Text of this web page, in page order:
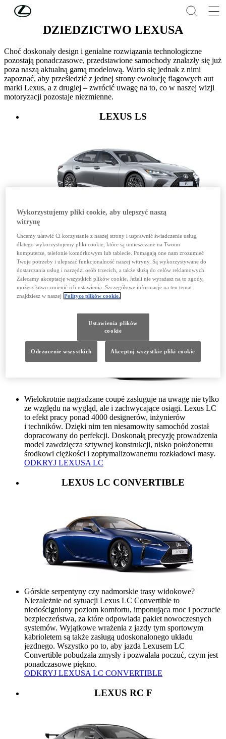
Skip to Main Content
DZIEDZICTWO LEXUSA
Choć doskonały design i genialne rozwiązania technologiczne
pozostają ponadczasowe, przedstawione samochody znalazły się już
poza naszą aktualną gamą modelową. Warto się jednak z nimi
zapoznać, aby prześledzić z jednej strony ewolucję flagowych aut
marki Lexus, a z drugiej – zwrócić uwagę na to, co w naszej wizji
motoryzacji pozostaje niezmienne.
LEXUS LS
Najdłużej produkowany samochód marki, bo zadebiutował
już w 1989 roku. Nad prace nad Lexusem LS przeznaczono
rekordową kwotę miliarda dolarów. To przełom w historii
motoryzacji. Ostatnia, piąta generacja kontynuowała jego
najlepsze tradycje.
ODKRYJ LEXUSA LS
LEXUS LC
Wielokrotnie nagradzane coupé zasługuje na uwagę nie tylko
ze względu na wygląd, ale i zachwycające osiągi. Lexus LC
to efekt pracy ponad 4000 designerów, inżynierów
i techników. Dzięki nim ten niesamowity samochód został
dopracowany do perfekcji. Doskonałą precyzję prowadzenia
model zawdzięcza sztywnej konstrukcji, nisko położonemu
środkowi ciężkości i zoptymalizowanemu rozkładowi masy.
ODKRYJ LEXUSA LC
LEXUS LC CONVERTIBLE
Górskie serpentyny czy nadmorskie trasy widokowe?
Niezależnie od sytuacji Lexus LC Convertible to
niedościgniony poziom komfortu, imponująca moc i poczucie
bezpieczeństwa, za które odpowiada pakiet nowoczesnych
systemów. Wyjątkowe wrażenia z jazdy tym sportowym
kabrioletem są także zasługą udoskonalonego układu
jezdnego. Wszystko po to, aby jazda Lexusem LC
Convertible pobudzała zmysły i pozwalała poczuć, czym jest
ponadczasowe piękno.
ODKRYJ LEXUSA LC CONVERTIBLE
LEXUS RC F
Wykorzystujemy pliki cookie, aby ulepszyć naszą
witrynę
Chcemy ułatwić Ci korzystanie z naszej strony i usprawnić świadczenie usług,
dlatego wykorzystujemy pliki cookie, które są umieszczane na Twoim
komputerze, telefonie komórkowym lub tablecie. Pomagają one nam zrozumieć
Twoje potrzeby i ulepszać funkcjonalność naszej witryny. Są wykorzystywane do
dostarczania usług i narzędzi osób trzecich, a także służą do celów reklamowych.
Zalecamy akceptację wszystkich plików cookie. Jeżeli nie wyrażasz na to zgody,
możesz łatwo zmienić ich ustawienia. Szczegółowe informacje na ten temat
znajdziesz w naszej Polityce plików cookie.
Ustawienia plików
cookie
Odrzucenie wszystkich Akceptuj wszystkie pliki cookie